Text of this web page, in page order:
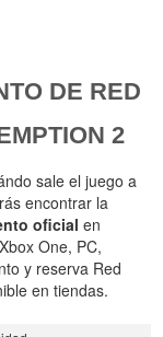
DE RED
2
sale el juego a
encontrar la
oficial en
One, PC,
y reserva Red
en tiendas.